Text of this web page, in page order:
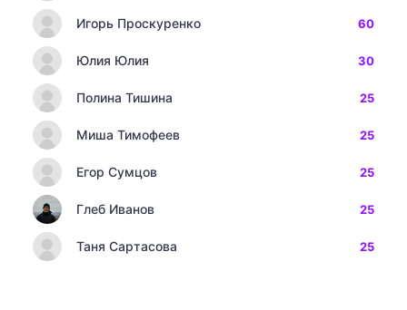
Игорь Проскуренко 60
Юлия Юлия 30
Полина Тишина 25
Миша Тимофеев 25
Егор Сумцов 25
Глеб Иванов 25
Таня Сартасова 25